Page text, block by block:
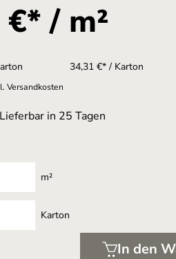
/ m²
34,31 €* / Karton
Versandkosten
in 25 Tagen
m²
Karton
In den